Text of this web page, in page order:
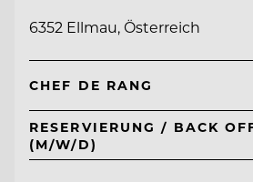
6352 Ellmau, Österreich
CHEF DE RANG
RESERVIERUNG / BACK
(M/W/D)